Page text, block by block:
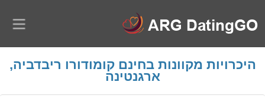
היכרויות מקוונות בחינם קומודורו ריבדביה,
ארגנטינה